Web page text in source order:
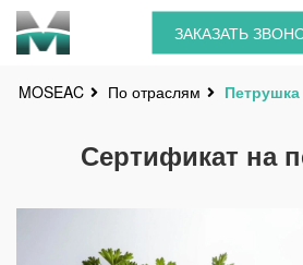
ЗАКАЗАТЬ
MOSEAC По отраслям Петрушка
Сертификат на